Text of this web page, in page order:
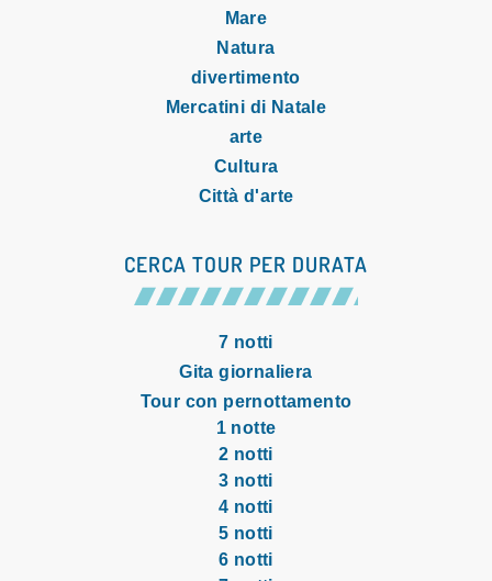
Mare
Natura
divertimento
Mercatini di Natale
arte
Cultura
Città d'arte
CERCA TOUR PER DURATA
7 notti
Gita giornaliera
Tour con pernottamento
1 notte
2 notti
3 notti
4 notti
5 notti
6 notti